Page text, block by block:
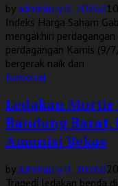
byadminJuly 9, 2026010
Indeks Harga Saham
mengakhiri
perdagangan Kamis (9/
bergerak naik dan
Nasional
Ledakan Mortir
Bandung Barat,
Amunisi Bekas
byadminJuly 9, 2026020
Tragedi ledakan benda